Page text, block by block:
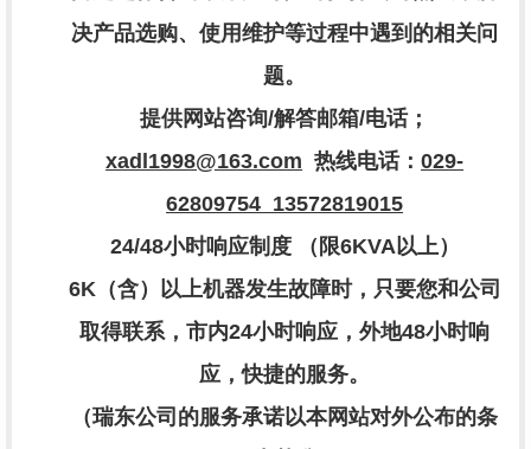
决产品选购、使用维护等过程中遇到的相关问
题。
提供网站咨询/解答邮箱/电话；
xadl1998@163.com 热线电话：029-
62809754 13572819015
24/48小时响应制度 （限6KVA 以上）
6K （含）以上机器发生故障时，只要您和公司
取得联系，市内24小时响应，外地48小时响
应，快捷的服务。
（瑞东公司的服务承诺以本网站对外公布的条